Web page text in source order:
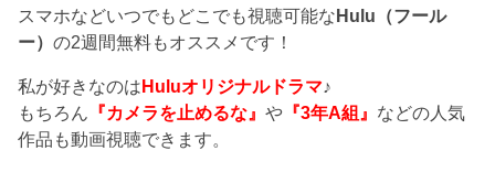
スマホなどいつでもどこでも視聴可能なHulu（フール
ー）の2週間無料もオススメです！
私が好きなのはHuluオリジナルドラマ♪
もちろん 『カメラを止めるな』や 『3年A組』 などの人気
作品も動画視聴できます。